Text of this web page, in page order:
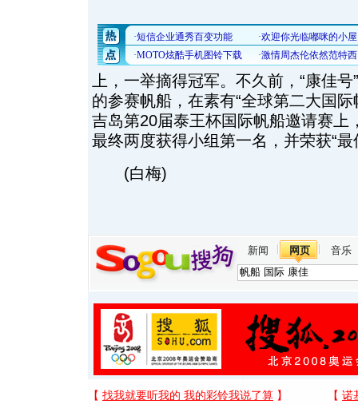
上，一举摘得冠军。不久前，“康佳
的参赛帆船，在素有“全球第二大国
吉岛第20届泰王杯国际帆船邀请赛上
最终两度获得小组第一名，并荣获“
(白梅)
新闻 网页 音乐